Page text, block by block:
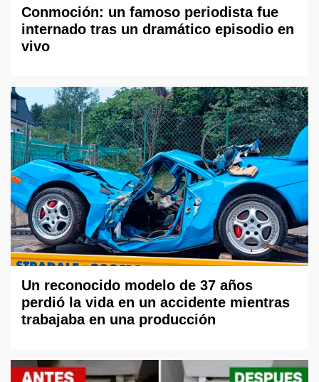
Conmoción: un famoso periodista fue
internado tras un dramático episodio en
vivo
Un reconocido modelo de 37 años
perdió la vida en un accidente mientras
trabajaba en una producción